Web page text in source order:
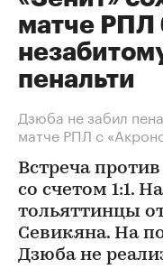
матче РПЛ
пенальти
Дзюба не забил
матче РПЛ с
Встреча
со счетом 1:1.
тольяттинцы
Севикяна. На
Дзюба не